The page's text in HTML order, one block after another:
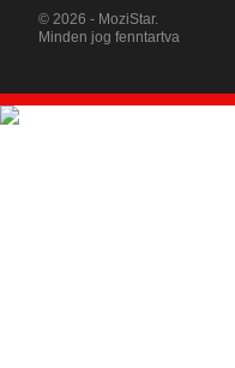
© 2026 - MoziStar.
Minden jog fenntartva